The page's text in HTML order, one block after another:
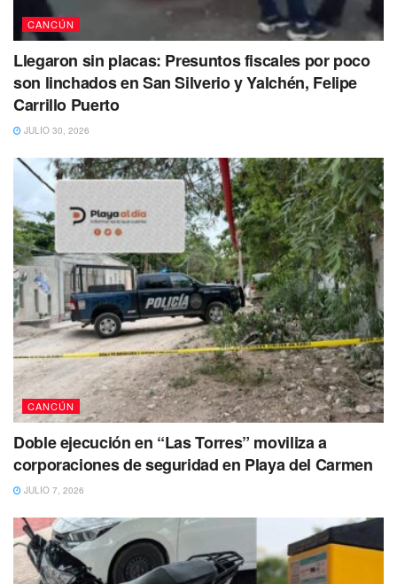
Si tienes información de su paradero, sus familiares y
autoridades agradecerían mucho que por favor te
comuniques 998 881 7150 ext.2130.
Tags: Cancun FGE
CANCÚN
Llegaron sin placas: Presuntos fiscales por poco
son linchados en San Silverio y Yalchén, Felipe
Carrillo Puerto
JULIO 30, 2026
CANCÚN
Doble ejecución en “Las Torres” moviliza a
corporaciones de seguridad en Playa del Carmen
JULIO 7, 2026